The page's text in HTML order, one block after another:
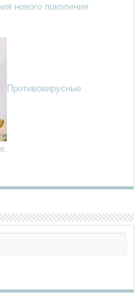
нового поколения.
Противовирусные